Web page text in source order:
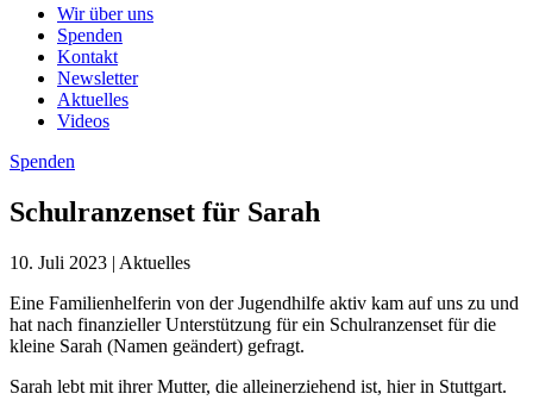
Wir über uns
Spenden
Kontakt
Newsletter
Aktuelles
Videos
Spenden
Schulranzenset für Sarah
10. Juli 2023 | Aktuelles
Eine Familienhelferin von der Jugendhilfe aktiv kam auf uns zu und
hat nach finanzieller Unterstützung für ein Schulranzenset für die
kleine Sarah (Namen geändert) gefragt.
Sarah lebt mit ihrer Mutter, die alleinerziehend ist, hier in Stuttgart.